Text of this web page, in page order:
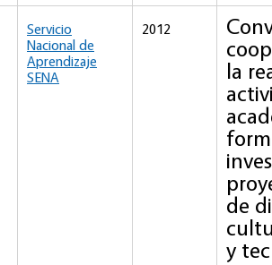
Servicio
Nacional de
Aprendizaje
SENA
2012
la
de
y